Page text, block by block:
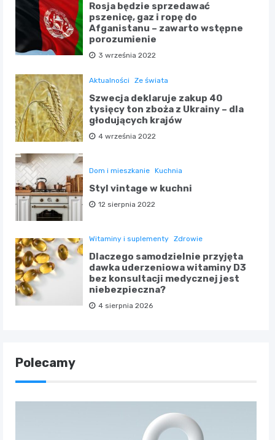
Rosja będzie sprzedawać
pszenicę, gaz i ropę do
Afganistanu – zawarto wstępne
porozumienie
3 września 2022
Aktualności Ze świata
Szwecja deklaruje zakup 40
tysięcy ton zboża z Ukrainy – dla
głodujących krajów
4 września 2022
Dom i mieszkanie Kuchnia
Styl vintage w kuchni
12 sierpnia 2022
Witaminy i suplementy Zdrowie
Dlaczego samodzielnie przyjęta
dawka uderzeniowa witaminy D3
bez konsultacji medycznej jest
niebezpieczna?
4 sierpnia 2026
Polecamy